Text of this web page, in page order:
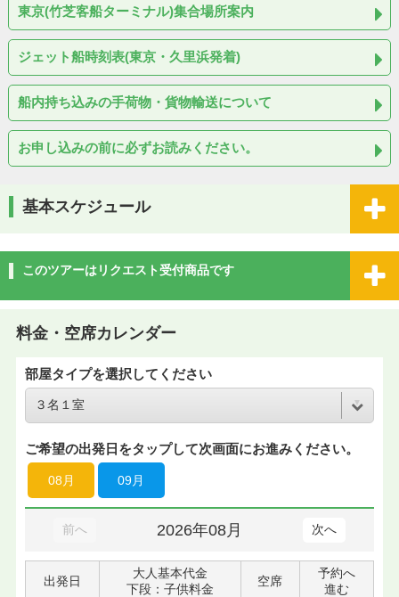
東京(竹芝客船ターミナル)集合場所案内
ジェット船時刻表(東京・久里浜発着)
船内持ち込みの手荷物・貨物輸送について
お申し込みの前に必ずお読みください。
基本スケジュール
このツアーはリクエスト受付商品です
料金・空席カレンダー
部屋タイプを選択してください
ご希望の出発日をタップして次画面にお進みください。
08月 09月
前へ 2026年08月 次へ
出発日
大人基本代金
下段：子供料金
空席
予約へ
進む